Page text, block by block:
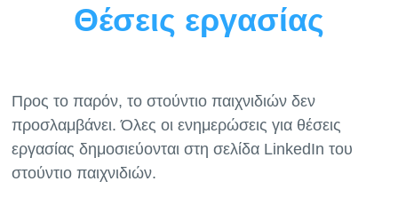
Θέσεις εργασίας
Προς το παρόν, το στούντιο παιχνιδιών δεν
προσλαμβάνει. Όλες οι ενημερώσεις για θέσεις
εργασίας δημοσιεύονται στη σελίδα LinkedIn του